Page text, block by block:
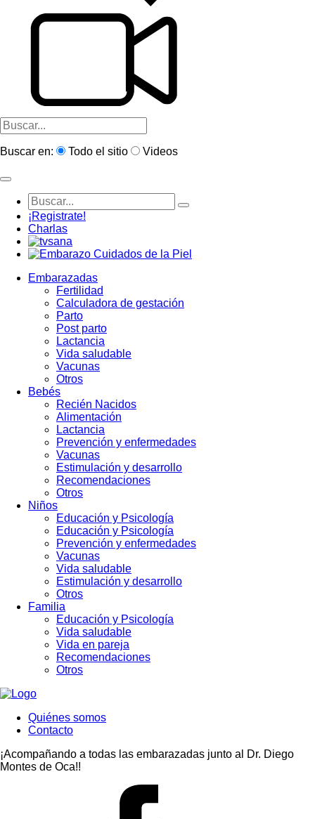
Buscar en: Todo el sitio Videos
¡Registrate!
Charlas
Embarazadas
Fertilidad
Calculadora de gestación
Parto
Post parto
Lactancia
Vida saludable
Vacunas
Otros
Bebés
Recién Nacidos
Alimentación
Lactancia
Prevención y enfermedades
Vacunas
Estimulación y desarrollo
Recomendaciones
Otros
Niños
Educación y Psicología
Educación y Psicología
Prevención y enfermedades
Vacunas
Vida saludable
Estimulación y desarrollo
Otros
Familia
Educación y Psicología
Vida saludable
Vida en pareja
Recomendaciones
Otros
Quiénes somos
Contacto
¡Acompañando a todas las embarazadas junto al Dr. Diego
Montes de Oca!!